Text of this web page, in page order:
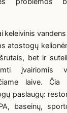
keleivinis
atostogų
bet ir
įvairiomis
laive. Čia
paslaugų:
baseinų,